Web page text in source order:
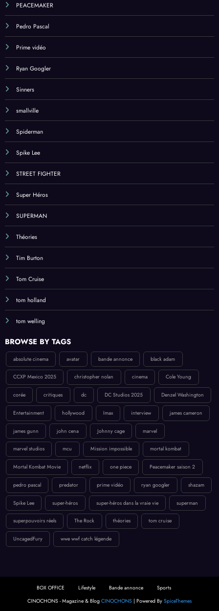
PEACEMAKER
Pedro Pascal
Prime vidéo
Ryan Googler
Sinners
smallville
Spiderman
Spike Lee
STREET FIGHTER
Super Héros
SUPERMAN
Théories
Tim Burton
Tom Cruise
tom holland
tom welling
BROWSE BY TAGS
absolute cinema avatar bande annonce black adam
CCXP Mexico 2025 christopher nolan cinema Cole Young
corée critiques dc DC Studios 2025 Denzel Washington
Entertainment hollywood Imax interview james cameron
james gunn john cena Johnny cage marvel
marvel studios mcu Mission impossible mortal kombat
Mortal Kombat Movie netflix one piece Peacemaker saison 2
pedro pascal predator prime vidéo ryan googler shazam
Spike Lee super-héros super-héros dans la vraie vie superman
superpouvoirs réels The Rock théories tom cruise
UncagedFury wwe wwf catch légende
BOX OFFICE Lifestyle Bande annonce
Sports
CINOCHONS - Magazine & Blog CINOCHONS | Powered By SpiceThemes